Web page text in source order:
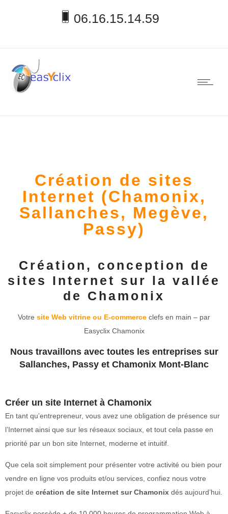
06.16.15.14.59
Création de sites
Internet (Chamonix,
Sallanches, Megève,
Passy)
Création, conception de
sites Internet sur la vallée
de Chamonix
Votre site Web vitrine ou E-commerce clefs en main – par
Easyclix Chamonix
Nous travaillons avec toutes les entreprises sur
Sallanches, Passy et Chamonix Mont-Blanc
Créer un site Internet à Chamonix
En tant qu’entrepreneur, vous avez une obligation de présence sur
l’Internet ainsi que sur les réseaux sociaux, et tout cela passe en
priorité par un bon site Internet, moderne et intuitif.
Que cela soit simplement pour présenter votre activité ou bien pour
vendre en ligne vos produits et/ou services, confiez nous votre
projet de création de site Internet sur Chamonix dés aujourd’hui.